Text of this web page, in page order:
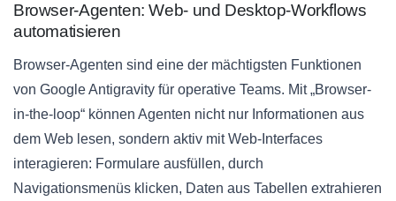
Browser-Agenten: Web- und Desktop-Workflows
automatisieren
Browser-Agenten sind eine der mächtigsten Funktionen
von Google Antigravity für operative Teams. Mit „Browser-
in-the-loop“ können Agenten nicht nur Informationen aus
dem Web lesen, sondern aktiv mit Web-Interfaces
interagieren: Formulare ausfüllen, durch
Navigationsmenüs klicken, Daten aus Tabellen extrahieren